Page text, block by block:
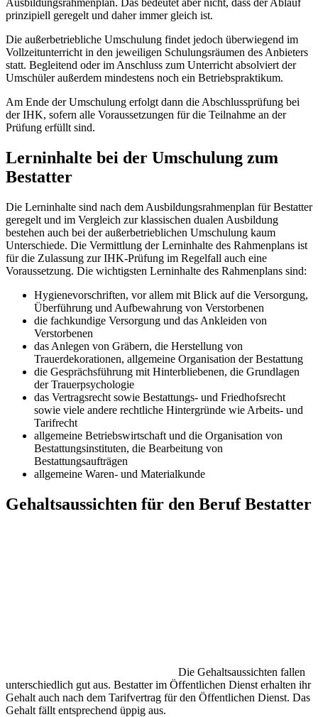
Ausbildungsrahmenplan. Das bedeutet aber nicht, dass der Ablauf
prinzipiell geregelt und daher immer gleich ist.
Die außerbetriebliche Umschulung findet jedoch überwiegend im
Vollzeitunterricht in den jeweiligen Schulungsräumen des Anbieters
statt. Begleitend oder im Anschluss zum Unterricht absolviert der
Umschüler außerdem mindestens noch ein Betriebspraktikum.
Am Ende der Umschulung erfolgt dann die Abschlussprüfung bei
der IHK, sofern alle Voraussetzungen für die Teilnahme an der
Prüfung erfüllt sind.
Lerninhalte bei der Umschulung zum
Bestatter
Die Lerninhalte sind nach dem Ausbildungsrahmenplan für Bestatter
geregelt und im Vergleich zur klassischen dualen Ausbildung
bestehen auch bei der außerbetrieblichen Umschulung kaum
Unterschiede. Die Vermittlung der Lerninhalte des Rahmenplans ist
für die Zulassung zur IHK-Prüfung im Regelfall auch eine
Voraussetzung. Die wichtigsten Lerninhalte des Rahmenplans sind:
Hygienevorschriften, vor allem mit Blick auf die Versorgung,
Überführung und Aufbewahrung von Verstorbenen
die fachkundige Versorgung und das Ankleiden von
Verstorbenen
das Anlegen von Gräbern, die Herstellung von
Trauerdekorationen, allgemeine Organisation der Bestattung
die Gesprächsführung mit Hinterbliebenen, die Grundlagen
der Trauerpsychologie
das Vertragsrecht sowie Bestattungs- und Friedhofsrecht
sowie viele andere rechtliche Hintergründe wie Arbeits- und
Tarifrecht
allgemeine Betriebswirtschaft und die Organisation von
Bestattungsinstituten, die Bearbeitung von
Bestattungsaufträgen
allgemeine Waren- und Materialkunde
Gehaltsaussichten für den Beruf Bestatter
Die Gehaltsaussichten fallen
unterschiedlich gut aus. Bestatter im Öffentlichen Dienst erhalten ihr
Gehalt auch nach dem Tarifvertrag für den Öffentlichen Dienst. Das
Gehalt fällt entsprechend üppig aus.